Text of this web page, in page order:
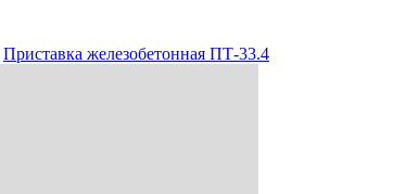
Приставка железобетонная ПТ-33.4